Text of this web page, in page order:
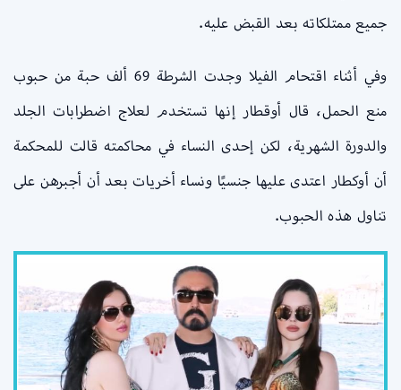
جميع ممتلكاته بعد القبض عليه.
وفي أثناء اقتحام الفيلا وجدت الشرطة 69 ألف حبة من حبوب
منع الحمل، قال أوقطار إنها تستخدم لعلاج اضطرابات الجلد
والدورة الشهرية، لكن إحدى النساء في محاكمته قالت للمحكمة
أن أوكطار اعتدى عليها جنسيًا ونساء أخريات بعد أن أجبرهن على
تناول هذه الحبوب.